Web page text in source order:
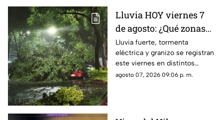
Lluvia HOY viernes 7
de agosto: ¿Qué zonas
de Guadalajara están
afectadas?
Lluvia fuerte, tormenta
eléctrica y granizo se registran
este viernes en distintos
puntos de Guadalajara y
agosto 07, 2026 09:06 p. m.